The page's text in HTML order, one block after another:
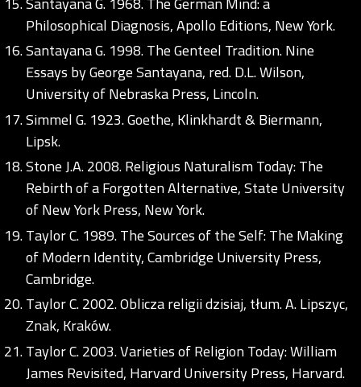
Philosophical Diagnosis, Apollo Editions, New York.
Santayana G. 1998. The Genteel Tradition. Nine
Essays by George Santayana, red. D.L. Wilson,
University of Nebraska Press, Lincoln.
Simmel G. 1923. Goethe, Klinkhardt & Biermann,
Lipsk.
Stone J.A. 2008. Religious Naturalism Today: The
Rebirth of a Forgotten Alternative, State University
of New York Press, New York.
Taylor C. 1989. The Sources of the Self: The Making
of Modern Identity, Cambridge University Press,
Cambridge.
Taylor C. 2002. Oblicza religii dzisiaj, tłum. A. Lipszyc,
Znak, Kraków.
Taylor C. 2003. Varieties of Religion Today: William
James Revisited, Harvard University Press, Harvard.